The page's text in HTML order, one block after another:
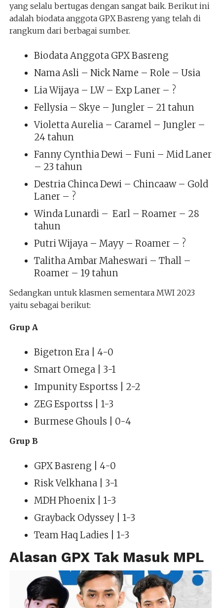
yang selalu bertugas dengan sangat baik. Berikut ini
adalah biodata anggota GPX Basreng yang telah di
rangkum dari berbagai sumber.
Biodata Anggota GPX Basreng
Nama Asli – Nick Name – Role – Usia
Lia Wijaya – LW – Exp Laner – ?
Fellysia – Skye – Jungler – 21 tahun
Violetta Aurelia – Caramel – Jungler –
24 tahun
Fanny Cynthia Dewi – Funi – Mid Laner
– 23 tahun
Destria Chinca Dewi – Chincaaw – Gold
Laner – ?
Winda Lunardi – Earl – Roamer – 28
tahun
Putri Wijaya – Mayy – Roamer – ?
Talitha Ambar Maheswari – Thall –
Roamer – 19 tahun
Sedangkan untuk klasmen sementara MWI 2023
yaitu sebagai berikut:
Grup A
Bigetron Era | 4-0
Smart Omega | 3-1
Impunity Esportss | 2-2
ZEG Esportss | 1-3
Burmese Ghouls | 0-4
Grup B
GPX Basreng | 4-0
Risk Velkhana | 3-1
MDH Phoenix | 1-3
Grayback Odyssey | 1-3
Team Haq Ladies | 1-3
Alasan GPX Tak Masuk MPL